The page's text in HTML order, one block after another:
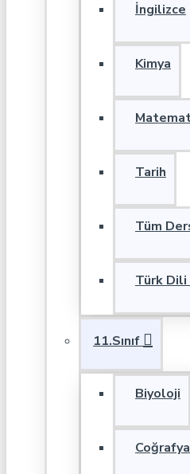
İngilizce
Kimya
Tarih
Tüm
Türk Dili
11.Sınıf
Biyoloji
Coğrafya